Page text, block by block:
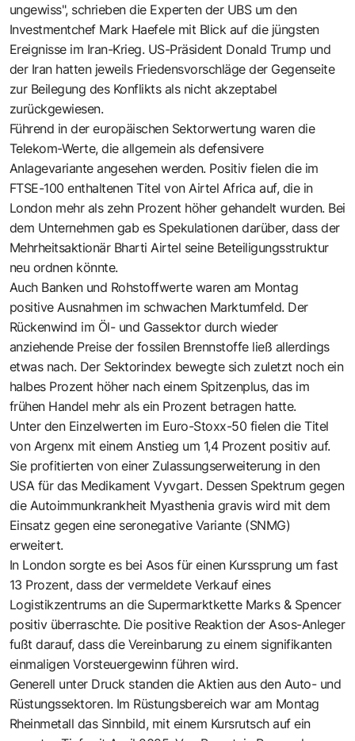
ungewiss", schrieben die Experten der UBS um den
Investmentchef Mark Haefele mit Blick auf die jüngsten
Ereignisse im Iran-Krieg. US-Präsident Donald Trump und
der Iran hatten jeweils Friedensvorschläge der Gegenseite
zur Beilegung des Konflikts als nicht akzeptabel
zurückgewiesen.
Führend in der europäischen Sektorwertung waren die
Telekom-Werte, die allgemein als defensivere
Anlagevariante angesehen werden. Positiv fielen die im
FTSE-100 enthaltenen Titel von Airtel Africa auf, die in
London mehr als zehn Prozent höher gehandelt wurden. Bei
dem Unternehmen gab es Spekulationen darüber, dass der
Mehrheitsaktionär Bharti Airtel seine Beteiligungsstruktur
neu ordnen könnte.
Auch Banken und Rohstoffwerte waren am Montag
positive Ausnahmen im schwachen Marktumfeld. Der
Rückenwind im Öl- und Gassektor durch wieder
anziehende Preise der fossilen Brennstoffe ließ allerdings
etwas nach. Der Sektorindex bewegte sich zuletzt noch ein
halbes Prozent höher nach einem Spitzenplus, das im
frühen Handel mehr als ein Prozent betragen hatte.
Unter den Einzelwerten im Euro-Stoxx-50 fielen die Titel
von Argenx mit einem Anstieg um 1,4 Prozent positiv auf.
Sie profitierten von einer Zulassungserweiterung in den
USA für das Medikament Vyvgart. Dessen Spektrum gegen
die Autoimmunkrankheit Myasthenia gravis wird mit dem
Einsatz gegen eine seronegative Variante (SNMG)
erweitert.
In London sorgte es bei Asos für einen Kurssprung um fast
13 Prozent, dass der vermeldete Verkauf eines
Logistikzentrums an die Supermarktkette Marks & Spencer
positiv überraschte. Die positive Reaktion der Asos-Anleger
fußt darauf, dass die Vereinbarung zu einem signifikanten
einmaligen Vorsteuergewinn führen wird.
Generell unter Druck standen die Aktien aus den Auto- und
Rüstungssektoren. Im Rüstungsbereich war am Montag
Rheinmetall das Sinnbild, mit einem Kursrutsch auf ein